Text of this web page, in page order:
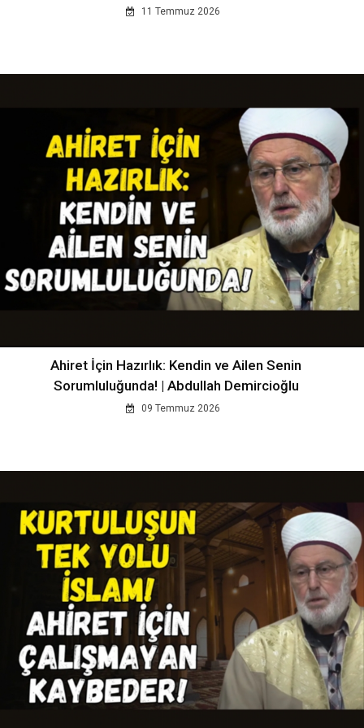
11 Temmuz 2026
Ahiret İçin Hazırlık: Kendin ve Ailen Senin
Sorumluluğunda! | Abdullah Demircioğlu
09 Temmuz 2026